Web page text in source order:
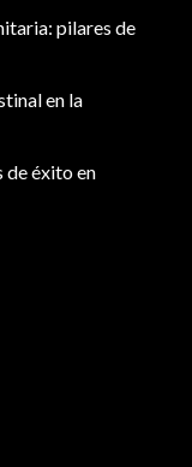
pilares de
en la
de éxito en